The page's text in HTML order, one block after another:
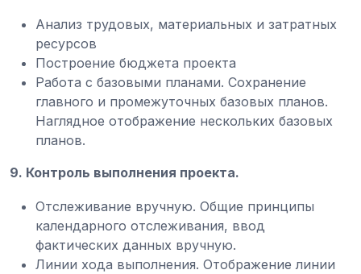
Анализ трудовых, материальных и затратных
ресурсов
Построение бюджета проекта
Работа с базовыми планами. Сохранение
главного и промежуточных базовых планов.
Наглядное отображение нескольких базовых
планов.
9. Контроль выполнения проекта.
Отслеживание вручную. Общие принципы
календарного отслеживания, ввод
фактических данных вручную.
Линии хода выполнения. Отображение линии